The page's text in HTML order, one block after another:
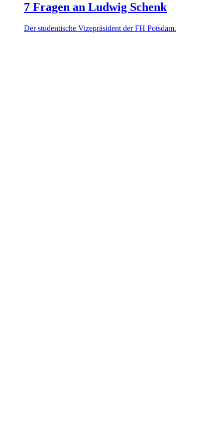
7 Fragen an Ludwig Schenk
Der stu­den­tische Vize­prä­sident der FH Potsdam.